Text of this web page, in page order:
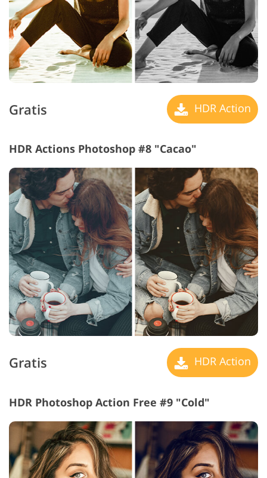
Gratis HDR Action
HDR Actions Photoshop #8 "Cacao"
Gratis HDR Action
HDR Photoshop Action Free #9 "Cold"